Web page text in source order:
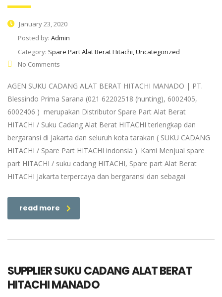
January 23, 2020
Posted by: Admin
Category: Spare Part Alat Berat Hitachi, Uncategorized
No Comments
AGEN SUKU CADANG ALAT BERAT HITACHI MANADO | PT.
Blessindo Prima Sarana (021 62202518 (hunting), 6002405,
6002406 ) merupakan Distributor Spare Part Alat Berat
HITACHI / Suku Cadang Alat Berat HITACHI terlengkap dan
bergaransi di Jakarta dan seluruh kota tarakan ( SUKU CADANG
HITACHI / Spare Part HITACHI indonsia ). Kami Menjual spare
part HITACHI / suku cadang HITACHI, Spare part Alat Berat
HITACHI Jakarta terpercaya dan bergaransi dan sebagai
read more
SUPPLIER SUKU CADANG ALAT BERAT
HITACHI MANADO